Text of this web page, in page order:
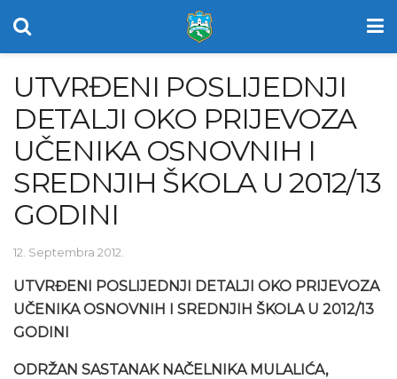
UTVRĐENI POSLIJEDNJI
DETALJI OKO PRIJEVOZA
UČENIKA OSNOVNIH I
SREDNJIH ŠKOLA U 2012/13
GODINI
12. Septembra 2012.
UTVRĐENI POSLIJEDNJI DETALJI OKO PRIJEVOZA
UČENIKA OSNOVNIH I SREDNJIH ŠKOLA U 2012/13
GODINI
ODRŽAN SASTANAK NAČELNIKA MULALIĆA,